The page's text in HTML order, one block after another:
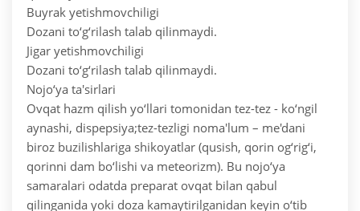
Buyrak yetishmovchiligi
Dozani to‘g‘rilash talab qilinmaydi.
Jigar yetishmovchiligi
Dozani to‘g‘rilash talab qilinmaydi.
Nojo‘ya ta'sirlari
Ovqat hazm qilish yo‘llari tomonidan tez-tez - ko‘ngil
aynashi, dispepsiya;tez-tezligi noma'lum – me'dani
biroz buzilishlariga shikoyatlar (qusish, qorin og‘rig‘i,
qorinni dam bo‘lishi va meteorizm). Bu nojo‘ya
samaralari odatda preparat ovqat bilan qabul
qilinganida yoki doza kamaytirilganidan keyin o‘tib